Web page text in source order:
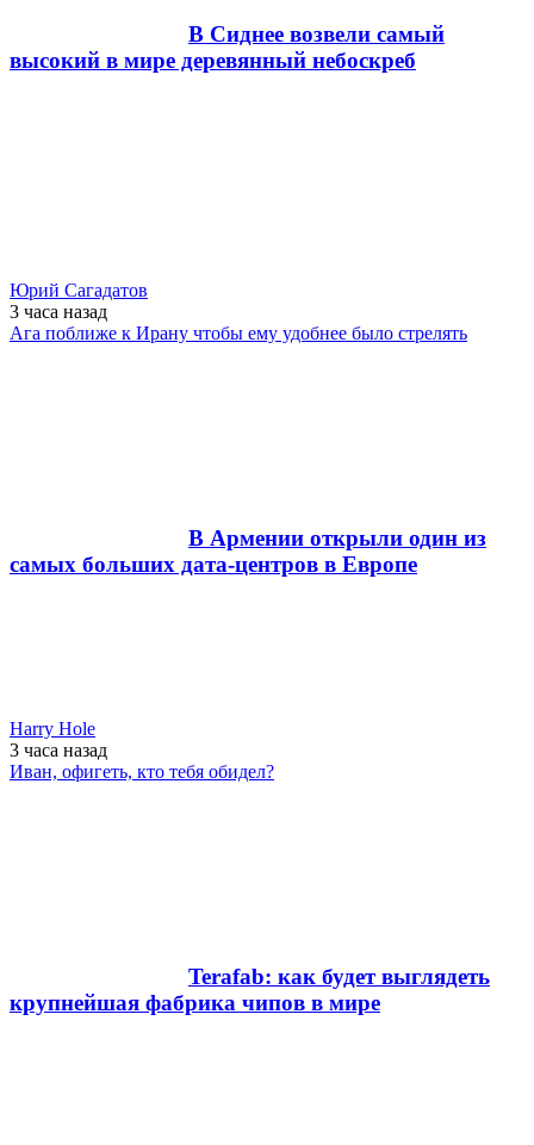
В Сиднее возвели самый
высокий в мире деревянный небоскреб
Юрий Сагадатов
3 часа назад
Ага поближе к Ирану чтобы ему удобнее было стрелять
В Армении открыли один из
самых больших дата-центров в Европе
Harry Hole
3 часа назад
Иван, офигеть, кто тебя обидел?
Terafab: как будет выглядеть
крупнейшая фабрика чипов в мире